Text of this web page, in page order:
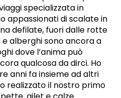
specializzata in
appassionati di scalate in
defilate, fuori dalle rotte
alberghi sono ancora a
dove l’anima può
qualcosa da dirci. Ho
anni fa insieme ad altri
realizzato il nostro primo